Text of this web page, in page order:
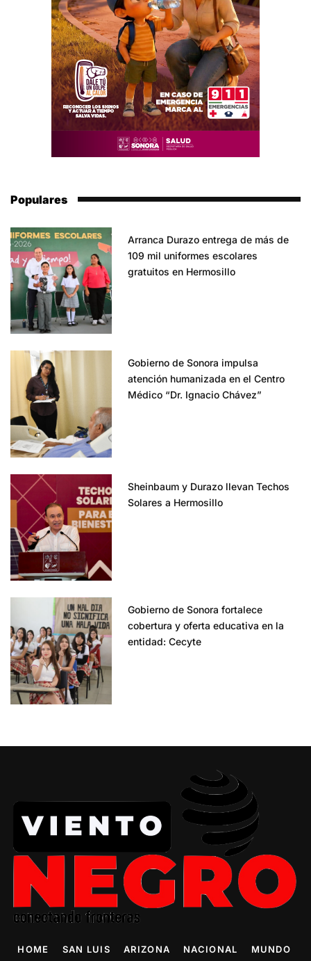
Populares
Arranca Durazo entrega de más de
109 mil uniformes escolares
gratuitos en Hermosillo
Gobierno de Sonora impulsa
atención humanizada en el Centro
Médico “Dr. Ignacio Chávez”
Sheinbaum y Durazo llevan Techos
Solares a Hermosillo
Gobierno de Sonora fortalece
cobertura y oferta educativa en la
entidad: Cecyte
HOME SAN LUIS ARIZONA NACIONAL MUNDO